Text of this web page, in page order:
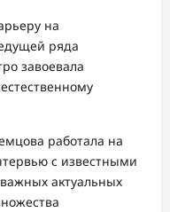
на
ряда
завоевала
работала на
с известными
актуальных